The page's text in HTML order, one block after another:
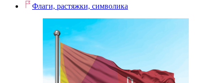
Флаги, растяжки, символика